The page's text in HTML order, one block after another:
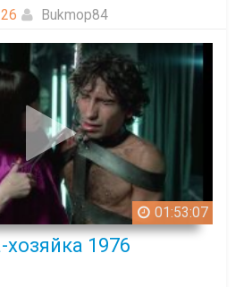
Bukmop84
01:53:07
1976